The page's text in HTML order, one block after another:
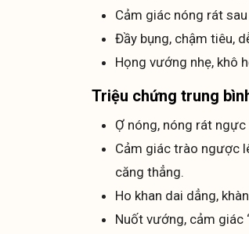
Cảm giác nóng rát
Đầy bụng, chậm tiêu,
Họng vướng nhẹ, khô
Triệu chứng trung
Ợ nóng, nóng rát
Cảm giác trào ngược
căng thẳng.
Ho khan dai dẳng,
Nuốt vướng, cảm giác